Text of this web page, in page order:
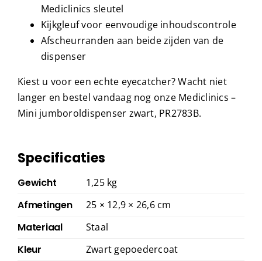
Mediclinics sleutel
Kijkgleuf voor eenvoudige inhoudscontrole
Afscheurranden aan beide zijden van de
dispenser
Kiest u voor een echte eyecatcher? Wacht niet
langer en bestel vandaag nog onze Mediclinics –
Mini jumboroldispenser zwart, PR2783B.
Specificaties
Gewicht 1,25 kg
Afmetingen 25 × 12,9 × 26,6 cm
Materiaal Staal
Kleur Zwart gepoedercoat